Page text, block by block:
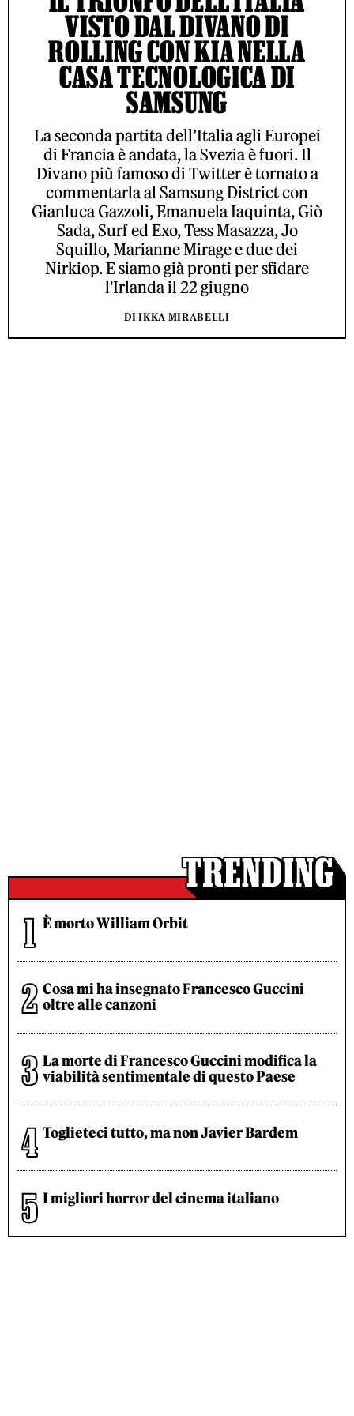
VISTO DAL DIVANO DI
ROLLING CON KIA NELLA
CASA TECNOLOGICA DI
SAMSUNG
La seconda partita dell’Italia agli Europei
di Francia è andata, la Svezia è fuori. Il
Divano più famoso di Twitter è tornato a
commentarla al Samsung District con
Gianluca Gazzoli, Emanuela Iaquinta, Giò
Sada, Surf ed Exo, Tess Masazza, Jo
Squillo, Marianne Mirage e due dei
Nirkiop. E siamo già pronti per sfidare
l'Irlanda il 22 giugno
DI IKKA MIRABELLI
È morto William Orbit
Cosa mi ha insegnato Francesco Guccini
oltre alle canzoni
La morte di Francesco Guccini modifica la
viabilità sentimentale di questo Paese
Toglieteci tutto, ma non Javier Bardem
I migliori horror del cinema italiano